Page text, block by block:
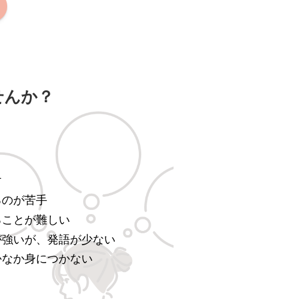
か？
が苦手
とが難しい
いが、発語が少ない
か身につかない